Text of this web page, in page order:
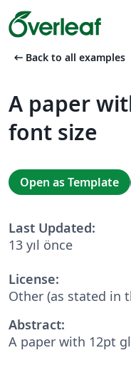
arrow_left_alt Back to all examples
A paper
font size
Open as Template
Last Updated:
13 yıl önce
License:
Other (as stated in
Abstract:
A paper with 12pt